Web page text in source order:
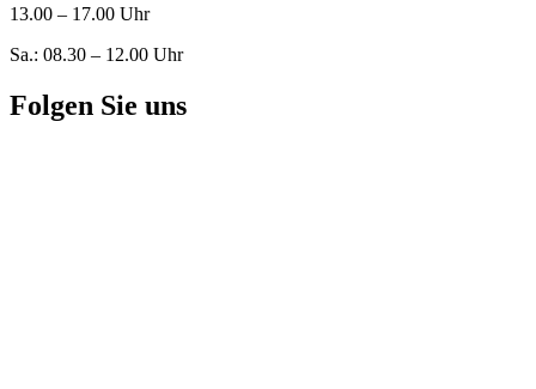
13.00 – 17.00 Uhr
Sa.: 08.30 – 12.00 Uhr
Folgen Sie uns